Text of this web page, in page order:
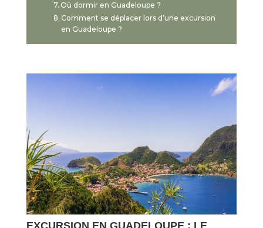
Où dormir en Guadeloupe ?
Comment se déplacer lors d’une excursion
en Guadeloupe ?